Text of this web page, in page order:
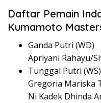
Daftar Pemain
Kumamoto
Ganda Putri (WD)
Apriyani Rahayu/
Tunggal Putri (WS)
Gregoria Mariska
Ni Kadek Dhinda